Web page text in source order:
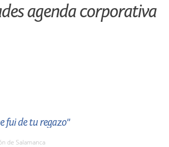
agenda corporativa
fui de tu regazo"
de Salamanca